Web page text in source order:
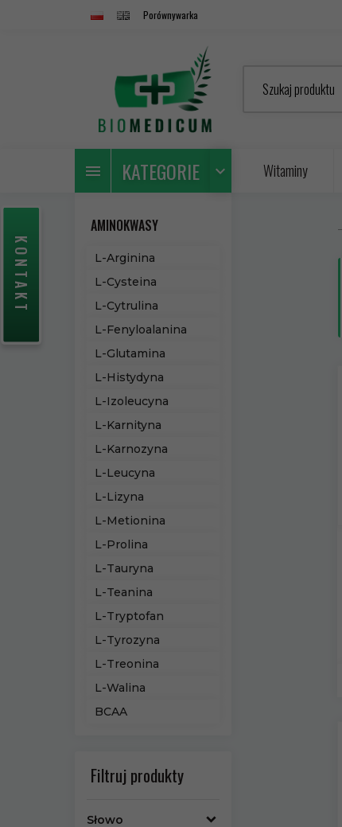
Porównywarka
Szukaj produktu
KATEGORIE Witaminy
AMINOKWASY
L-Arginina
L-Cysteina
L-Cytrulina
L-Fenyloalanina
L-Glutamina
L-Histydyna
L-Izoleucyna
L-Karnityna
L-Karnozyna
L-Leucyna
L-Lizyna
L-Metionina
L-Prolina
L-Tauryna
L-Teanina
L-Tryptofan
L-Tyrozyna
L-Treonina
L-Walina
BCAA
Filtruj produkty
Słowo
KONTAKT